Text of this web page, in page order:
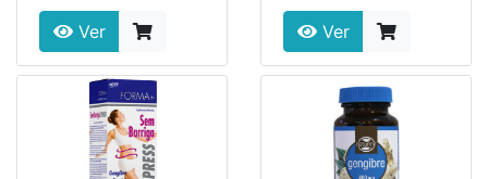
Ver Ver